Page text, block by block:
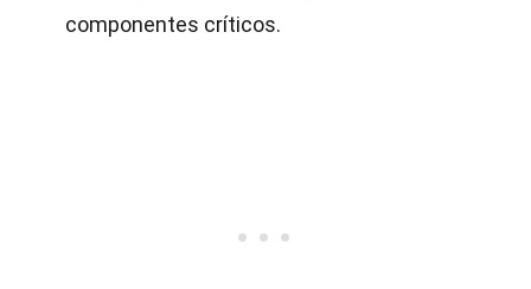
componentes críticos.